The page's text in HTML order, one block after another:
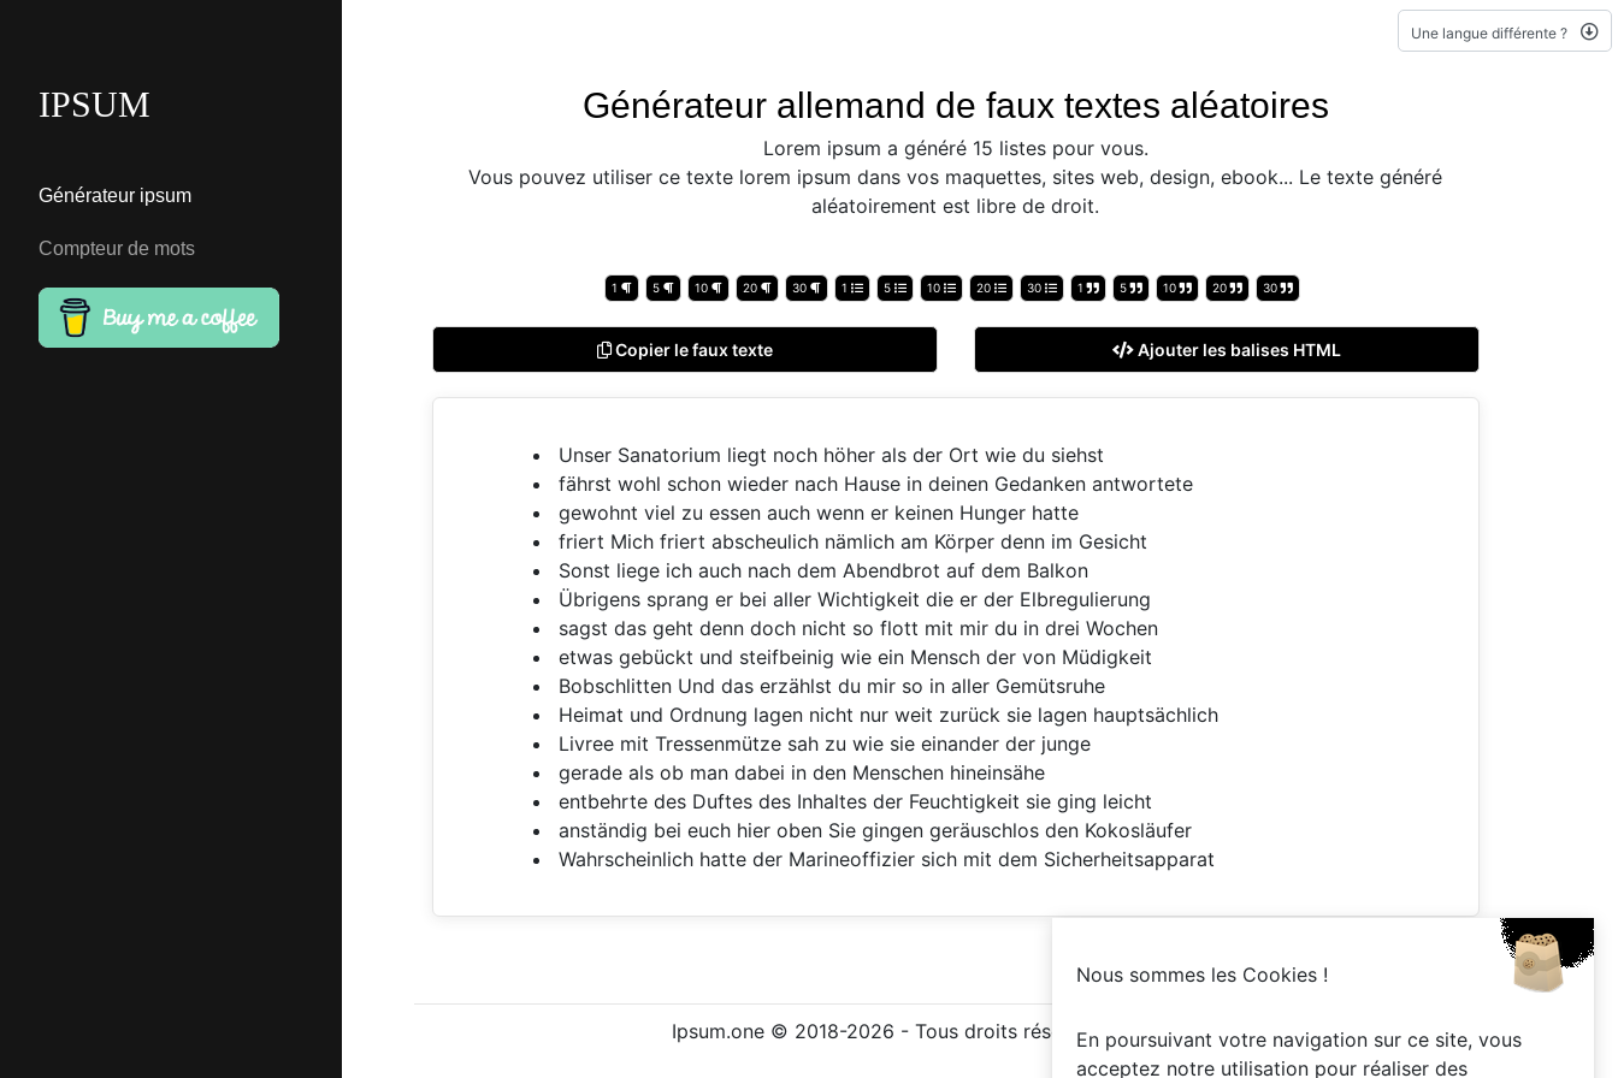
IPSUM
Générateur ipsum
Compteur de mots
Une langue différente ?
Générateur allemand de faux textes aléatoires
Lorem ipsum a généré 15 listes pour vous.
Vous pouvez utiliser ce texte lorem ipsum dans vos maquettes, sites web, design, ebook... Le texte généré
aléatoirement est libre de droit.
1 5 10 20 30 1 5 10 20 30 1 5 10 20 30
Copier le faux texte Ajouter les balises HTML
Unser Sanatorium liegt noch höher als der Ort wie du siehst
fährst wohl schon wieder nach Hause in deinen Gedanken antwortete
gewohnt viel zu essen auch wenn er keinen Hunger hatte
friert Mich friert abscheulich nämlich am Körper denn im Gesicht
Sonst liege ich auch nach dem Abendbrot auf dem Balkon
Übrigens sprang er bei aller Wichtigkeit die er der Elbregulierung
sagst das geht denn doch nicht so flott mit mir du in drei Wochen
etwas gebückt und steifbeinig wie ein Mensch der von Müdigkeit
Bobschlitten Und das erzählst du mir so in aller Gemütsruhe
Heimat und Ordnung lagen nicht nur weit zurück sie lagen hauptsächlich
Livree mit Tressenmütze sah zu wie sie einander der junge
gerade als ob man dabei in den Menschen hineinsähe
entbehrte des Duftes des Inhaltes der Feuchtigkeit sie ging leicht
anständig bei euch hier oben Sie gingen geräuschlos den Kokosläufer
Wahrscheinlich hatte der Marineoffizier sich mit dem Sicherheitsapparat
Ipsum.one © 2018-2026 - Tous droits réservés -Lorem ipsum
Nous sommes les Cookies !
En poursuivant votre navigation sur ce site, vous
acceptez notre utilisation pour réaliser des